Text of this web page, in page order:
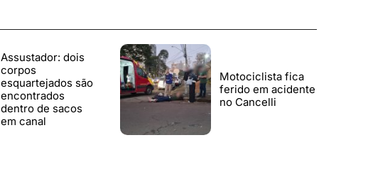
Assustador: dois
corpos
esquartejados são
encontrados
dentro de sacos
em canal
Motociclista fica
ferido em acidente
no Cancelli